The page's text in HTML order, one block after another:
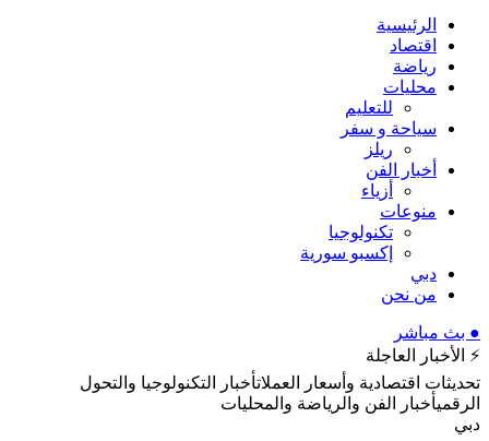
الرئيسية
اقتصاد
رياضة
محليات
للتعليم
سياحة و سفر
ريلز
أخبار الفن
أزياء
منوعات
تكنولوجيا
إكسبو سورية
دبي
من نحن
● بث مباشر
⚡ الأخبار العاجلة
تحديثات اقتصادية وأسعار العملاتأخبار التكنولوجيا والتحول
الرقميأخبار الفن والرياضة والمحليات
دبي